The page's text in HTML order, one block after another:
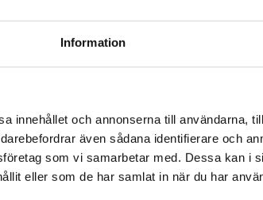
Information
innehållet och annonserna till användarna,
även sådana identifierare och
som vi samarbetar med. Dessa kan i
eller som de har samlat in när du har
fraktregion
att du besöker studentlitteratur.se via en
Sverige. Vi erbjuder inte leveranser utanför
kunna slutföra ett köp måste
vara i Sverige.Läs mer
2
Svalan